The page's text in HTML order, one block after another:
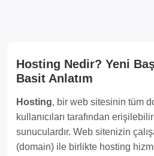
Hosting Nedir? Yeni
Basit Anlatım
Hosting, bir web sitesinin tüm
kullanıcıları tarafından
sunuculardır. Web sitenizin
(domain) ile birlikte hosting